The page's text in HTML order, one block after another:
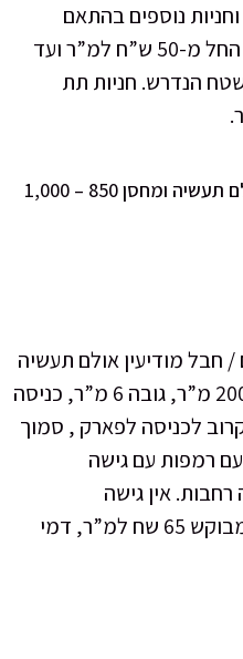
בהתאם
מחירי השכירות החל מ-50 ש”ח למ”ר ועד
תת
להשכרה באיזור תעשיה שהם אולם תעשיה ומחסן 850 – 1,000
אולם תעשיה
ומחסן 1050 מ”ר כולל גלריה 200 מ”ר, גובה 6 מ”ר, כניסה
לפארק , סמוך
פיט. שכ”ד מבוקש 65 שח למ”ר, דמי